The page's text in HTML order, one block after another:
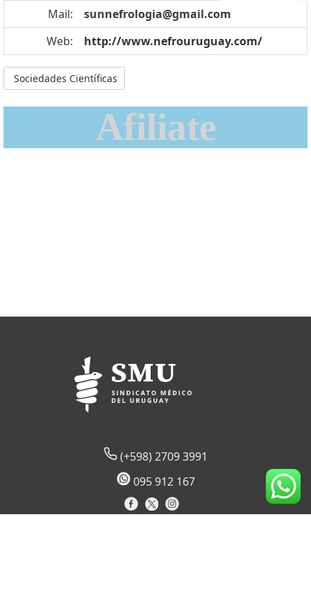
Mail:
sunnefrologia@gmail.com
Web:
http://www.nefrouruguay.com/
Sociedades Científicas
Afiliate
(+598) 2709 3991
095 912 167